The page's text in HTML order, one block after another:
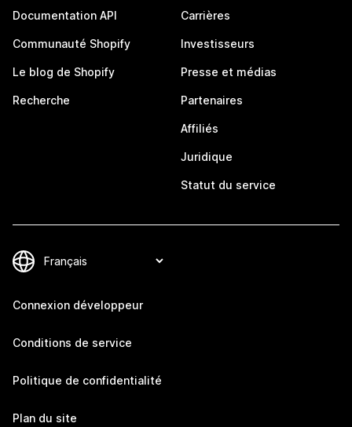
Documentation API
Communauté Shopify
Le blog de Shopify
Recherche
Carrières
Investisseurs
Presse et médias
Partenaires
Affiliés
Juridique
Statut du service
Connexion développeur
Conditions de service
Politique de confidentialité
Plan du site